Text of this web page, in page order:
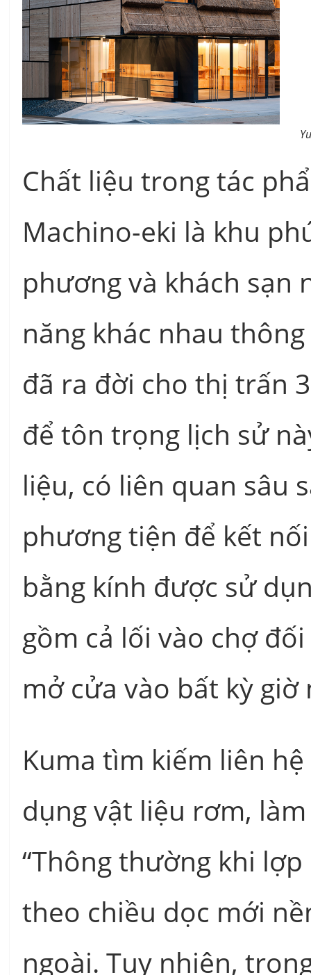
Chất liệu trong tác
Machino-eki là khu
phương và khách sạn
năng khác nhau
đã ra đời cho thị trấn
để tôn trọng lịch sử
liệu, có liên quan sâu
phương tiện để kết
bằng kính được sử
gồm cả lối vào chợ
mở cửa vào bất kỳ
Kuma tìm kiếm liên
dụng vật liệu rơm,
“Thông thường khi
theo chiều dọc mới
ngoài. Tuy nhiên,